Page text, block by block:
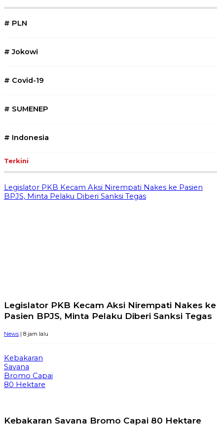
# PLN
# Jokowi
# Covid-19
# SUMENEP
# Indonesia
Terkini
Legislator PKB Kecam Aksi Nirempati Nakes ke Pasien
BPJS, Minta Pelaku Diberi Sanksi Tegas
Legislator PKB Kecam Aksi Nirempati Nakes ke
Pasien BPJS, Minta Pelaku Diberi Sanksi Tegas
News | 8 jam lalu
Kebakaran
Savana
Bromo Capai
80 Hektare
Kebakaran Savana Bromo Capai 80 Hektare